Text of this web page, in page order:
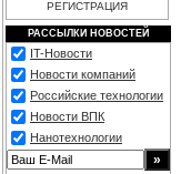
РЕГИСТРАЦИЯ
РАССЫЛКИ НОВОСТЕЙ
IT-Новости
Новости компаний
Российские технологии
Новости ВПК
Нанотехнологии